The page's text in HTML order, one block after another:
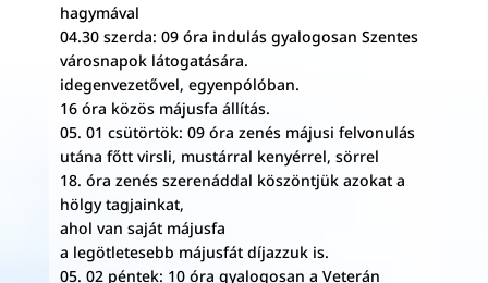
hagymával
04.30 szerda: 09 óra indulás gyalogosan Szentes
városnapok látogatására.
idegenvezetővel, egyenpólóban.
16 óra közös májusfa állítás.
05. 01 csütörtök: 09 óra zenés májusi felvonulás
utána főtt virsli, mustárral kenyérrel, sörrel
18. óra zenés szerenáddal köszöntjük azokat a
hölgy tagjainkat,
ahol van saját májusfa
a legötletesebb májusfát díjazzuk is.
05. 02 péntek: 10 óra gyalogosan a Veterán